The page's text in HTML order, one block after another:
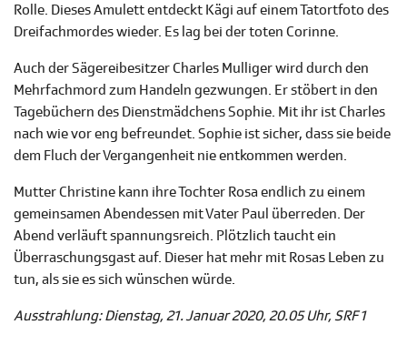
Rolle. Dieses Amulett entdeckt Kägi auf einem Tatortfoto des
Dreifachmordes wieder. Es lag bei der toten Corinne.
Auch der Sägereibesitzer Charles Mulliger wird durch den
Mehrfachmord zum Handeln gezwungen. Er stöbert in den
Tagebüchern des Dienstmädchens Sophie. Mit ihr ist Charles
nach wie vor eng befreundet. Sophie ist sicher, dass sie beide
dem Fluch der Vergangenheit nie entkommen werden.
Mutter Christine kann ihre Tochter Rosa endlich zu einem
gemeinsamen Abendessen mit Vater Paul überreden. Der
Abend verläuft spannungsreich. Plötzlich taucht ein
Überraschungsgast auf. Dieser hat mehr mit Rosas Leben zu
tun, als sie es sich wünschen würde.
Ausstrahlung: Dienstag, 21. Januar 2020, 20.05 Uhr, SRF 1